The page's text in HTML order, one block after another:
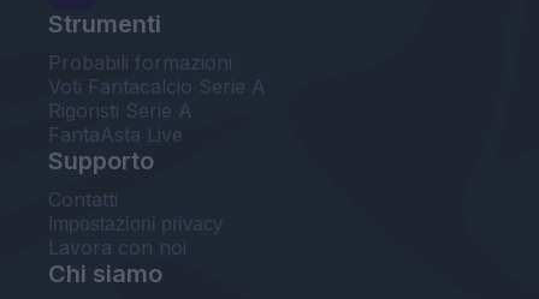
Strumenti
Probabili formazioni
Voti Fantacalcio Serie A
Rigoristi Serie A
FantaAsta Live
Supporto
Contatti
Impostazioni privacy
Lavora con noi
Chi siamo